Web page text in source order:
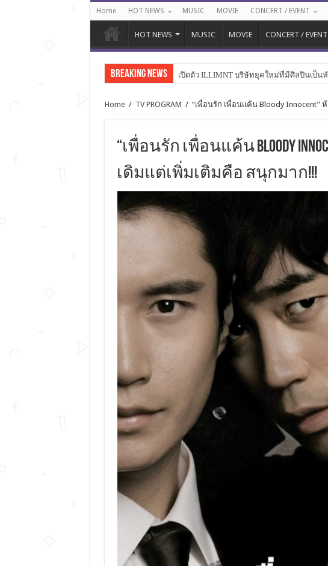
Home HOT NEWS MUSIC MOVIE CONCERT / EVENT
HOT NEWS MUSIC MOVIE CONCERT / EVENT
Breaking News เปิดตัว ILLIMNT บริษัทยุคใหม่ที่มีศิลปินเป็น
Home / TV PROGRAM / “เพื่อนรัก เพื่อนแค้น Bloody Innocent”
“เพื่อนรัก เพื่อนแค้น Bloody
เดิมแต่เพิ่มเติมคือ สนุกมาก!!!